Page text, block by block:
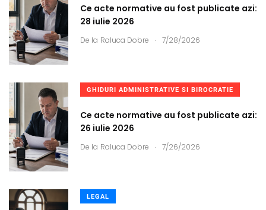
Ce acte normative au fost publicate azi:
28 iulie 2026
De la Raluca Dobre . 7/28/2026
GHIDURI ADMINISTRATIVE SI BIROCRATIE
Ce acte normative au fost publicate azi:
26 iulie 2026
De la Raluca Dobre . 7/26/2026
LEGAL